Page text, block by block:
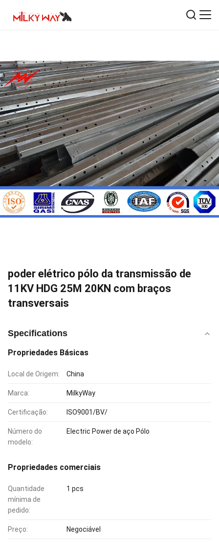
poder elétrico pólo da transmissão de
11KV HDG 25M 20KN com braços
transversais
Specifications
Propriedades Básicas
Local de Origem: China
Marca: MilkyWay
Certificação: ISO9001/BV/
Número do
modelo:
Electric Power de aço Pólo
Propriedades comerciais
Quantidade
mínima de
pedido:
1 pcs
Preço: Negociável